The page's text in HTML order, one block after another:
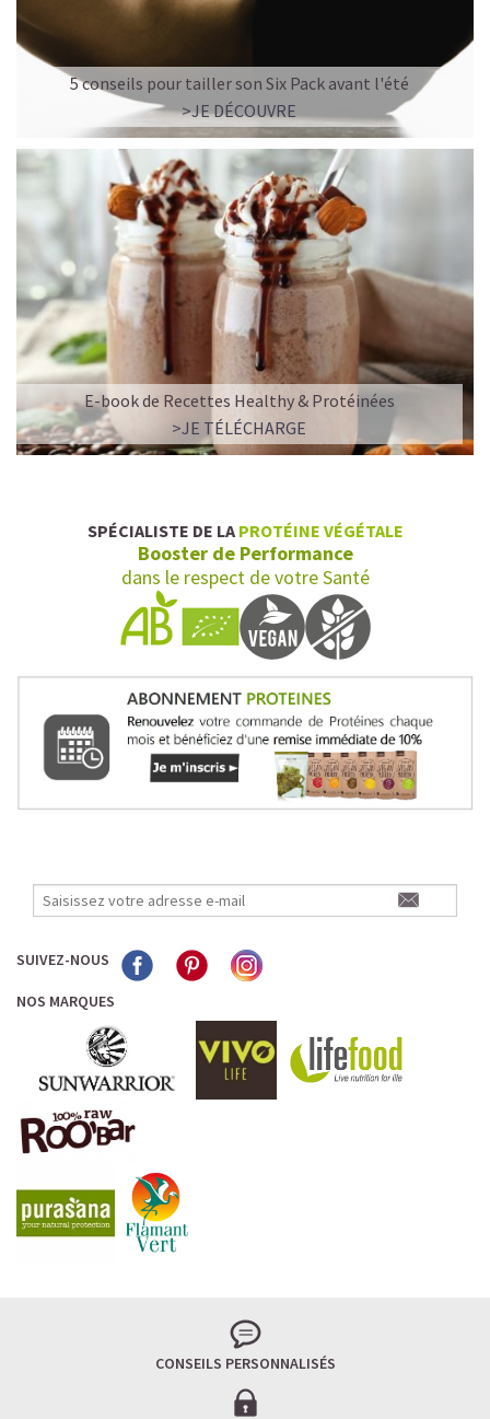
5 conseils pour tailler son Six Pack avant l'été
>JE DÉCOUVRE
E-book de Recettes Healthy & Protéinées
>JE TÉLÉCHARGE
SPÉCIALISTE DE LA PROTÉINE VÉGÉTALE
Booster de Performance
dans le respect de votre Santé
SUIVEZ-NOUS
NOS MARQUES
CONSEILS PERSONNALISÉS